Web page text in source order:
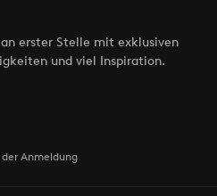
erster Stelle mit exklusiven
und viel Inspiration.
Anmeldung